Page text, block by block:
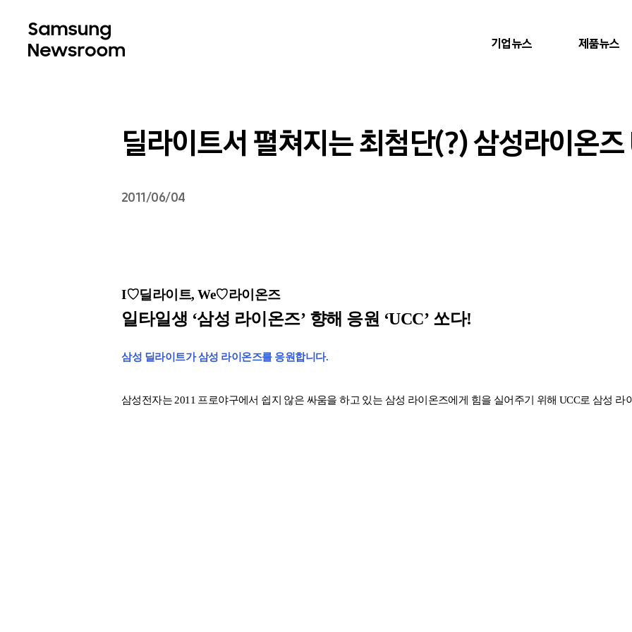
기업뉴스 제품뉴스
딜라이트서 펼쳐지는 최첨단(?) 삼성라이온
2011/06/04
I♡딜라이트, We♡라이온즈
일타일생 ‘삼성 라이온즈’ 향해 응원 ‘UCC’ 쏘다!
삼성 딜라이트가 삼성 라이온즈를 응원합니다.
삼성전자는 2011 프로야구에서 쉽지 않은 싸움을 하고 있는 삼성 라이온즈에게 힘을 실어주기 위해 UCC로 삼성 라